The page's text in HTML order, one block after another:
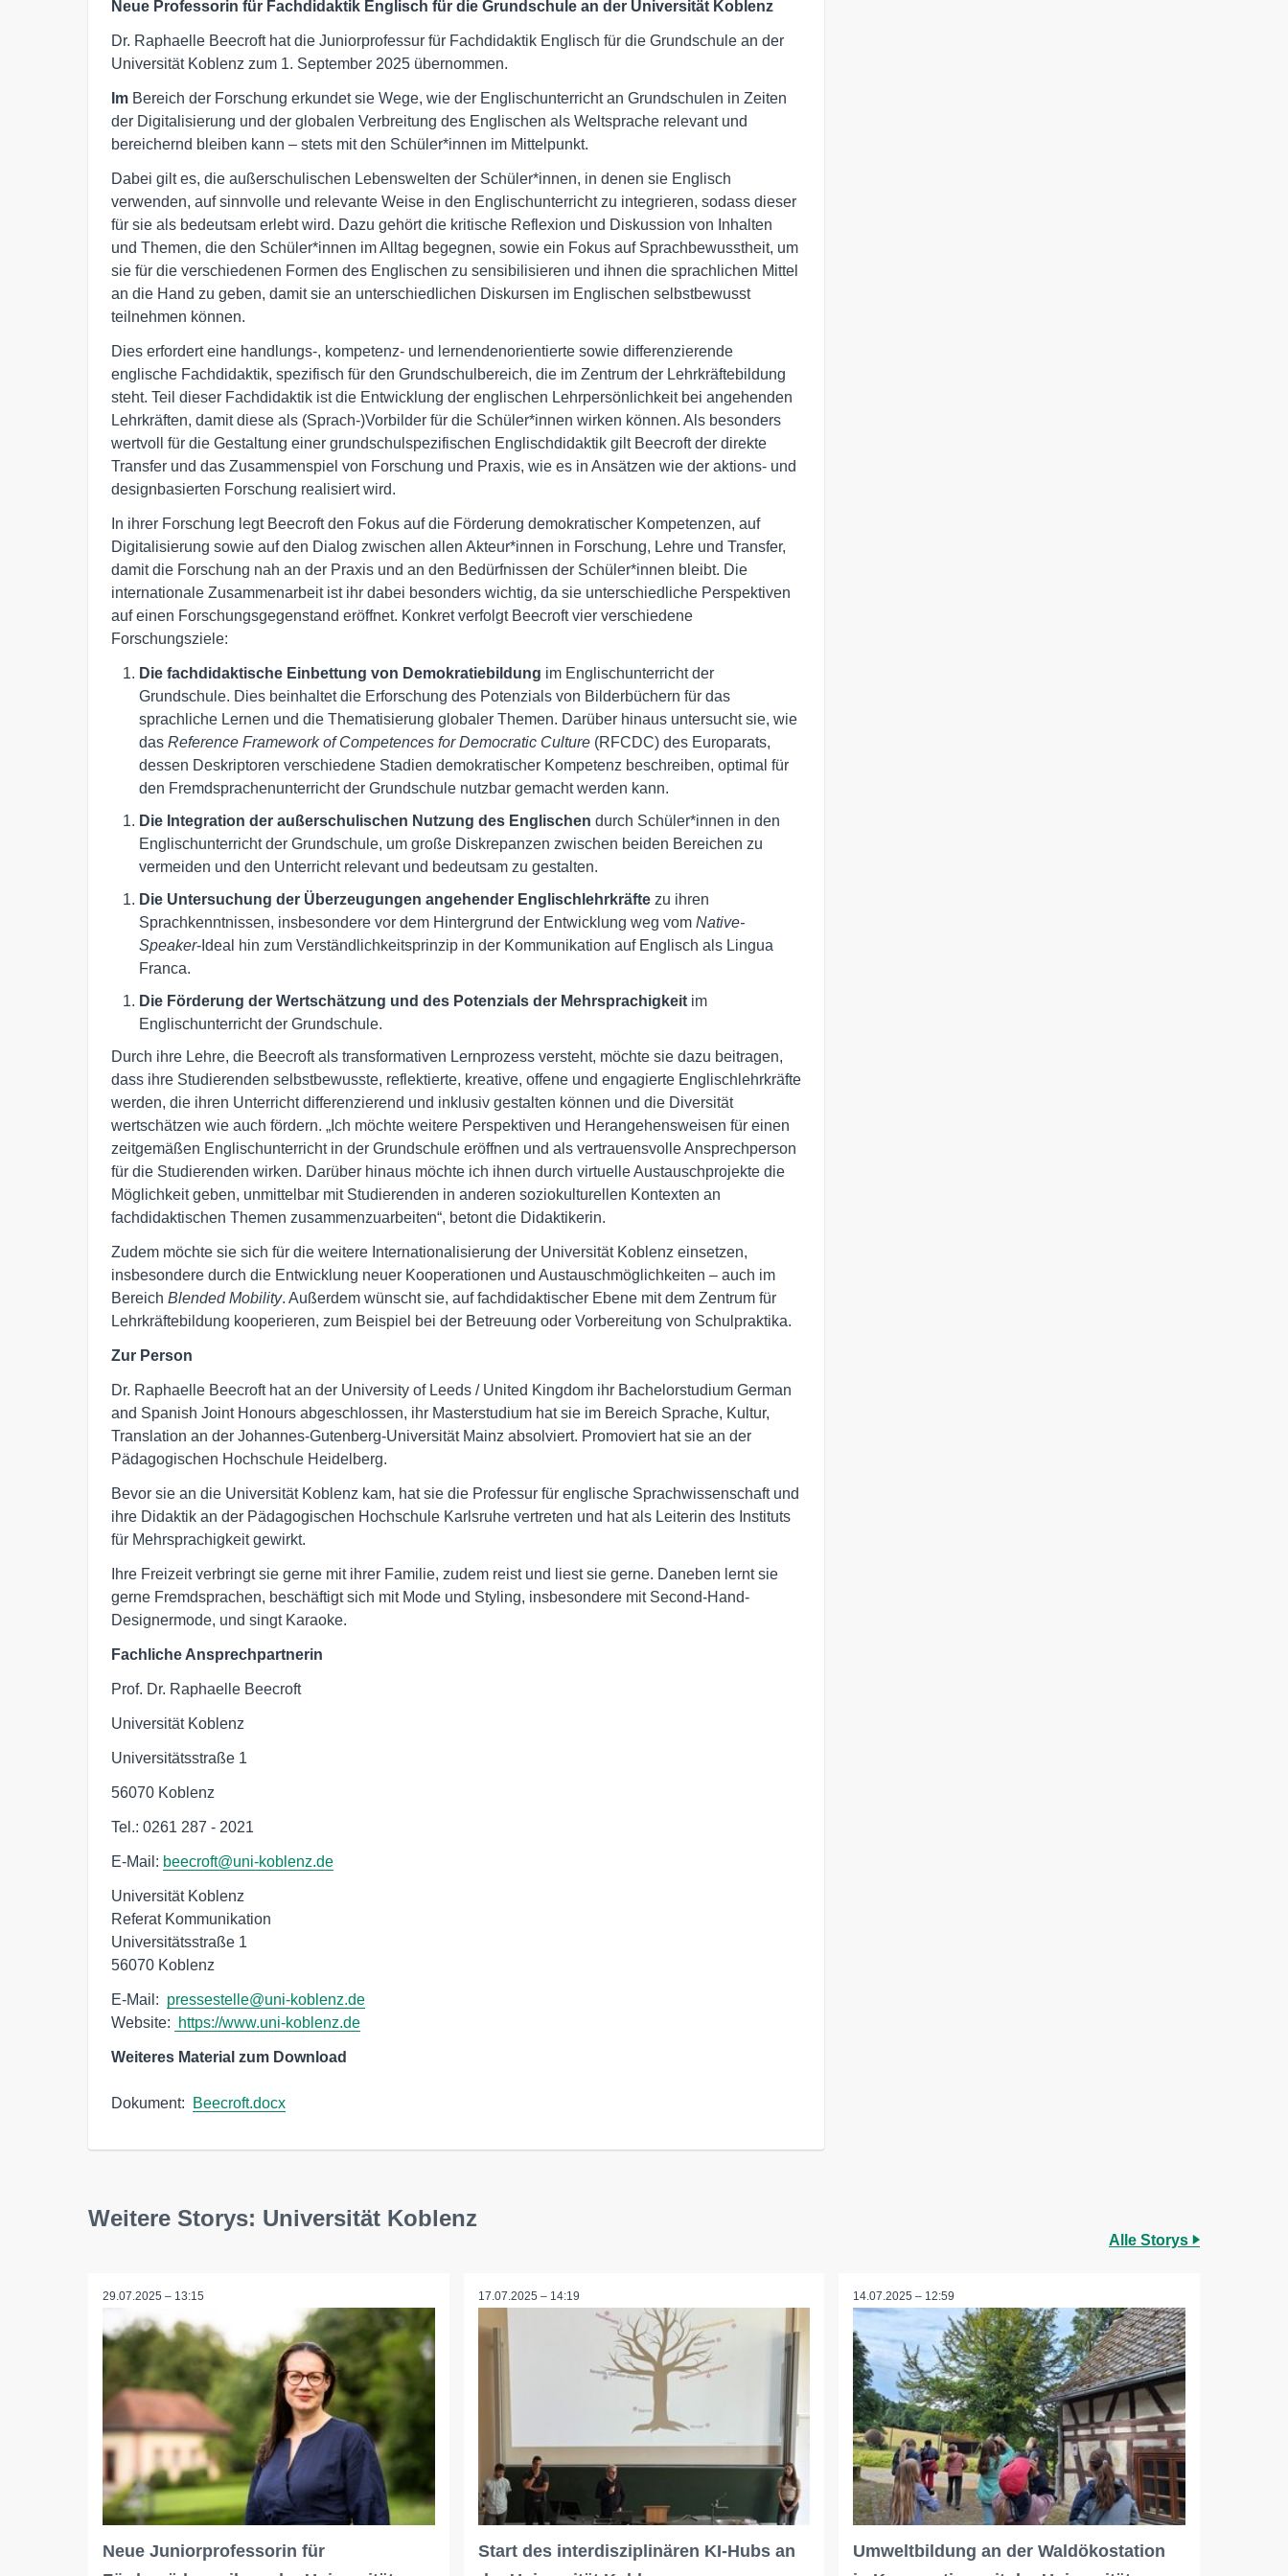
Neue Professorin für Fachdidaktik Englisch für die Grundschule an der Universität Koblenz
Dr. Raphaelle Beecroft hat die Juniorprofessur für Fachdidaktik Englisch für die Grundschule an der
Universität Koblenz zum 1. September 2025 übernommen.
Im Bereich der Forschung erkundet sie Wege, wie der Englischunterricht an Grundschulen in Zeiten
der Digitalisierung und der globalen Verbreitung des Englischen als Weltsprache relevant und
bereichernd bleiben kann – stets mit den Schüler*innen im Mittelpunkt.
Dabei gilt es, die außerschulischen Lebenswelten der Schüler*innen, in denen sie Englisch
verwenden, auf sinnvolle und relevante Weise in den Englischunterricht zu integrieren, sodass dieser
für sie als bedeutsam erlebt wird. Dazu gehört die kritische Reflexion und Diskussion von Inhalten
und Themen, die den Schüler*innen im Alltag begegnen, sowie ein Fokus auf Sprachbewusstheit, um
sie für die verschiedenen Formen des Englischen zu sensibilisieren und ihnen die sprachlichen Mittel
an die Hand zu geben, damit sie an unterschiedlichen Diskursen im Englischen selbstbewusst
teilnehmen können.
Dies erfordert eine handlungs-, kompetenz- und lernendenorientierte sowie differenzierende
englische Fachdidaktik, spezifisch für den Grundschulbereich, die im Zentrum der Lehrkräftebildung
steht. Teil dieser Fachdidaktik ist die Entwicklung der englischen Lehrpersönlichkeit bei angehenden
Lehrkräften, damit diese als (Sprach-)Vorbilder für die Schüler*innen wirken können. Als besonders
wertvoll für die Gestaltung einer grundschulspezifischen Englischdidaktik gilt Beecroft der direkte
Transfer und das Zusammenspiel von Forschung und Praxis, wie es in Ansätzen wie der aktions- und
designbasierten Forschung realisiert wird.
In ihrer Forschung legt Beecroft den Fokus auf die Förderung demokratischer Kompetenzen, auf
Digitalisierung sowie auf den Dialog zwischen allen Akteur*innen in Forschung, Lehre und Transfer,
damit die Forschung nah an der Praxis und an den Bedürfnissen der Schüler*innen bleibt. Die
internationale Zusammenarbeit ist ihr dabei besonders wichtig, da sie unterschiedliche Perspektiven
auf einen Forschungsgegenstand eröffnet. Konkret verfolgt Beecroft vier verschiedene
Forschungsziele:
Die fachdidaktische Einbettung von Demokratiebildung im Englischunterricht der
Grundschule. Dies beinhaltet die Erforschung des Potenzials von Bilderbüchern für das
sprachliche Lernen und die Thematisierung globaler Themen. Darüber hinaus untersucht sie, wie
das Reference Framework of Competences for Democratic Culture(RFCDC) des Europarats,
dessen Deskriptoren verschiedene Stadien demokratischer Kompetenz beschreiben, optimal für
den Fremdsprachenunterricht der Grundschule nutzbar gemacht werden kann.
Die Integration der außerschulischen Nutzung des Englischen durch Schüler*innen in den
Englischunterricht der Grundschule, um große Diskrepanzen zwischen beiden Bereichen zu
vermeiden und den Unterricht relevant und bedeutsam zu gestalten.
Die Untersuchung der Überzeugungen angehender Englischlehrkräftezu ihren
Sprachkenntnissen, insbesondere vor dem Hintergrund der Entwicklung weg vom Native-
Speaker-Ideal hin zum Verständlichkeitsprinzip in der Kommunikation auf Englisch als Lingua
Franca.
Die Förderung der Wertschätzung und des Potenzials der Mehrsprachigkeitim
Englischunterricht der Grundschule.
Durch ihre Lehre, die Beecroft als transformativen Lernprozess versteht, möchte sie dazu beitragen,
dass ihre Studierenden selbstbewusste, reflektierte, kreative, offene und engagierte Englischlehrkräfte
werden, die ihren Unterricht differenzierend und inklusiv gestalten können und die Diversität
wertschätzen wie auch fördern. „Ich möchte weitere Perspektiven und Herangehensweisen für einen
zeitgemäßen Englischunterricht in der Grundschule eröffnen und als vertrauensvolle Ansprechperson
für die Studierenden wirken. Darüber hinaus möchte ich ihnen durch virtuelle Austauschprojekte die
Möglichkeit geben, unmittelbar mit Studierenden in anderen soziokulturellen Kontexten an
fachdidaktischen Themen zusammenzuarbeiten“, betont die Didaktikerin.
Zudem möchte sie sich für die weitere Internationalisierung der Universität Koblenz einsetzen,
insbesondere durch die Entwicklung neuer Kooperationen und Austauschmöglichkeiten – auch im
Bereich Blended Mobility. Außerdem wünscht sie, auf fachdidaktischer Ebene mit dem Zentrum für
Lehrkräftebildung kooperieren, zum Beispiel bei der Betreuung oder Vorbereitung von Schulpraktika.
Zur Person
Dr. Raphaelle Beecroft hat an der University of Leeds / United Kingdom ihr Bachelorstudium German
and Spanish Joint Honours abgeschlossen, ihr Masterstudium hat sie im Bereich Sprache, Kultur,
Translation an der Johannes-Gutenberg-Universität Mainz absolviert. Promoviert hat sie an der
Pädagogischen Hochschule Heidelberg.
Bevor sie an die Universität Koblenz kam, hat sie die Professur für englische Sprachwissenschaft und
ihre Didaktik an der Pädagogischen Hochschule Karlsruhe vertreten und hat als Leiterin des Instituts
für Mehrsprachigkeit gewirkt.
Ihre Freizeit verbringt sie gerne mit ihrer Familie, zudem reist und liest sie gerne. Daneben lernt sie
gerne Fremdsprachen, beschäftigt sich mit Mode und Styling, insbesondere mit Second-Hand-
Designermode, und singt Karaoke.
Fachliche Ansprechpartnerin
Prof. Dr. Raphaelle Beecroft
Universität Koblenz
Universitätsstraße 1
56070 Koblenz
Tel.: 0261 287 - 2021
E-Mail: beecroft@uni-koblenz.de
Universität Koblenz
Referat Kommunikation
Universitätsstraße 1
56070 Koblenz
E-Mail: pressestelle@uni-koblenz.de
Website:
https://www.uni-koblenz.de
Weiteres Material zum Download
Dokument: Beecroft.docx
Weitere Storys: Universität Koblenz
Alle Storys
29.07.2025 – 13:15
Neue Juniorprofessorin für
17.07.2025 – 14:19
Start des interdisziplinären KI-Hubs an
14.07.2025 – 12:59
Umweltbildung an der Waldökostation